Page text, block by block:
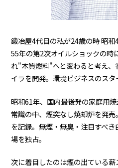
鍛冶屋4代目の私が24歳の時 昭
55年の第2次オイルショックの時
れ"木質燃料"へと変わると考え
イラを開発。環境ビジネスのスタ
昭和61年、国内最後発の家庭用
常識の中、煙突なし焼却炉を発
を記録。無煙・無臭・注目すべ
場を独占。
次に着目したのは煙の出ている